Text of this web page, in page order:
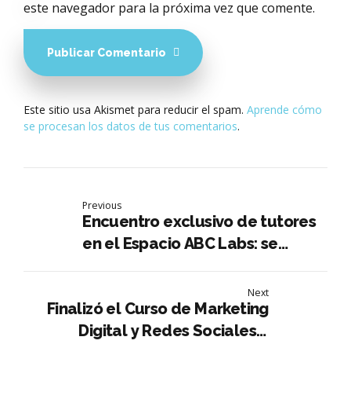
este navegador para la próxima vez que comente.
Publicar Comentario
Este sitio usa Akismet para reducir el spam. Aprende cómo
se procesan los datos de tus comentarios.
Previous
Encuentro exclusivo de tutores
en el Espacio ABC Labs: se
Next
Finalizó el Curso de Marketing
Digital y Redes Sociales –